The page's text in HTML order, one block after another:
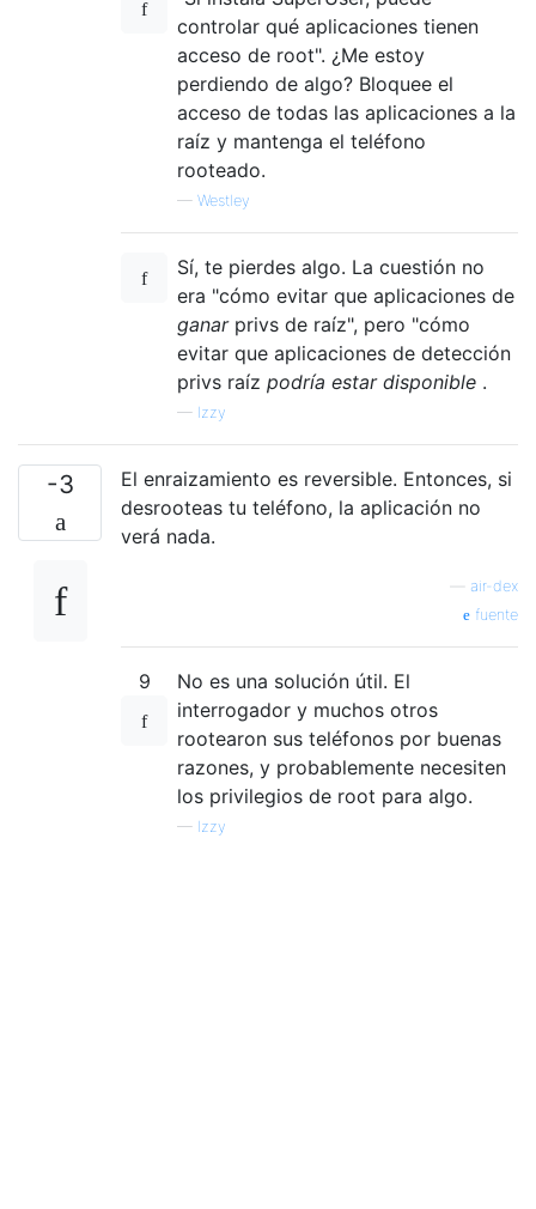
controlar qué aplicaciones tienen
acceso de root". ¿Me estoy
perdiendo de algo? Bloquee el
acceso de todas las aplicaciones a la
raíz y mantenga el teléfono
rooteado.
— Westley
Sí, te pierdes algo. La cuestión no
era "cómo evitar que aplicaciones de
ganarprivs de raíz", pero "cómo
evitar que aplicaciones de detección
privs raíz podría estar disponible .
— Izzy
-3
El enraizamiento es reversible. Entonces, si
desrooteas tu teléfono, la aplicación no
verá nada.
air-dex
fuente
9
No es una solución útil. El
interrogador y muchos otros
rootearon sus teléfonos por buenas
razones, y probablemente necesiten
los privilegios de root para algo.
— Izzy